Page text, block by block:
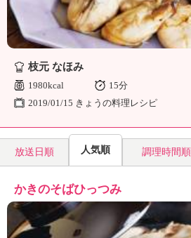
な
の
き
ょ
理
枝元 なほみ
1980kcal
15分
2019/01/15 きょうの料理レシピ
放送日順 人気順 調理時間順
かきのそばひっつみ